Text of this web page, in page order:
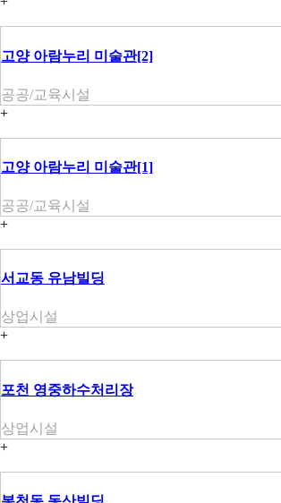
고양 아람누리 미술관[2]
공공/교육시설
+
고양 아람누리 미술관[1]
공공/교육시설
+
서교동 유남빌딩
상업시설
+
포천 영중하수처리장
상업시설
+